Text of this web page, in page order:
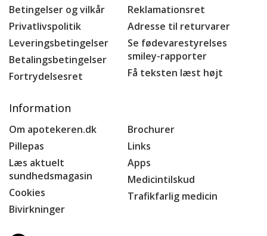
Betingelser og vilkår
Privatlivspolitik
Leveringsbetingelser
Betalingsbetingelser
Fortrydelsesret
Reklamationsret
Adresse til returvarer
Se fødevarestyrelses
smiley-rapporter
Få teksten læst højt
Information
Om apotekeren.dk
Pillepas
Læs aktuelt
sundhedsmagasin
Cookies
Bivirkninger
Brochurer
Links
Apps
Medicintilskud
Trafikfarlig medicin